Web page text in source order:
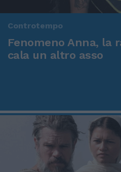
Controtempo
Fenomeno Anna, la
cala un altro asso